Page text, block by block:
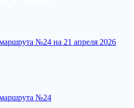
№24 на 21 апреля 2026
№24